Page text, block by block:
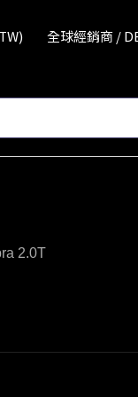
全球經銷商 /
2.0T